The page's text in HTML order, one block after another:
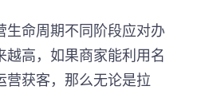
生命周期不同阶段应对办
越高，如果商家能利用名
营获客，那么无论是拉